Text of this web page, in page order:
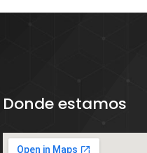
Donde estamos